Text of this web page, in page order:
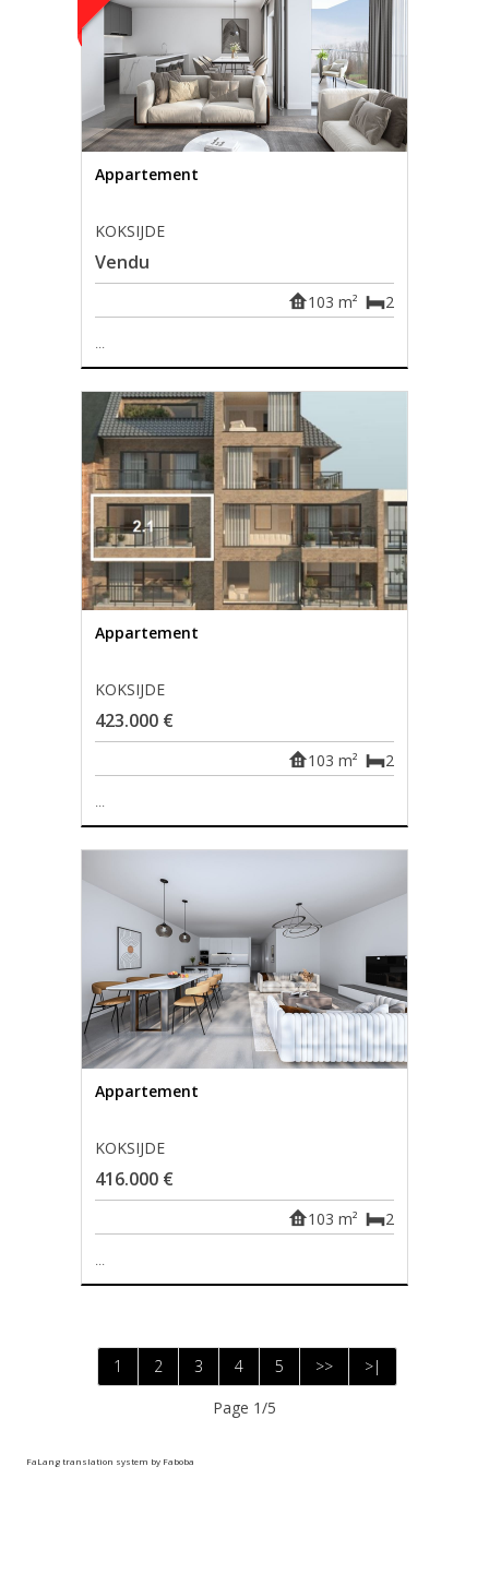
Appartement
KOKSIJDE
Vendu
2
103 m²
...
Appartement
KOKSIJDE
423.000 €
2
103 m²
...
Appartement
KOKSIJDE
416.000 €
2
103 m²
...
1 2 3 4 5 >>
>|
Page 1/5
FaLang translation system by Faboba